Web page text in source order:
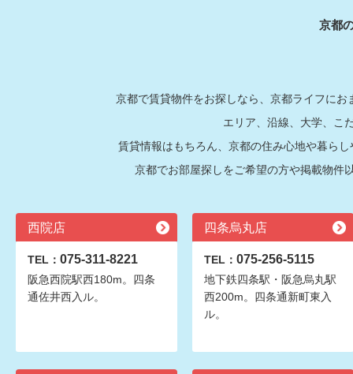
京都
京都で賃貸物件をお探しなら、京都ライフに
エリア、沿線、大学、こ
賃貸情報はもちろん、京都の住み心地や暮ら
京都でお部屋探しをご希望の方や掲載物件
西院店
TEL： 075-311-8221
阪急西院駅西180m。四条
通佐井西入ル。
四条烏丸店
TEL： 075-256-5115
地下鉄四条駅・阪急烏丸駅
西200m。四条通新町東入
ル。